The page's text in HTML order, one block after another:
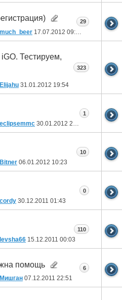
much_beer 17.07.2012 09:22
29
Тестируем,
Elijahu 31.01.2012 19:54
323
eclipsemmc 30.01.2012 20:04
1
Bitner 06.01.2012 10:23
10
cordy 30.12.2011 01:43
0
levsha66 15.12.2011 00:03
110
помощь
Мишган 07.12.2011 22:51
6